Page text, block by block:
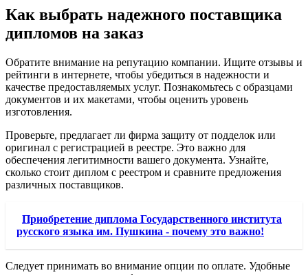
Как выбрать надежного поставщика
дипломов на заказ
Обратите внимание на репутацию компании. Ищите отзывы и
рейтинги в интернете, чтобы убедиться в надежности и
качестве предоставляемых услуг. Познакомьтесь с образцами
документов и их макетами, чтобы оценить уровень
изготовления.
Проверьте, предлагает ли фирма защиту от подделок или
оригинал с регистрацией в реестре. Это важно для
обеспечения легитимности вашего документа. Узнайте,
сколько стоит диплом с реестром и сравните предложения
различных поставщиков.
Приобретение диплома Государственного института
русского языка им. Пушкина - почему это важно!
Следует принимать во внимание опции по оплате. Удобные